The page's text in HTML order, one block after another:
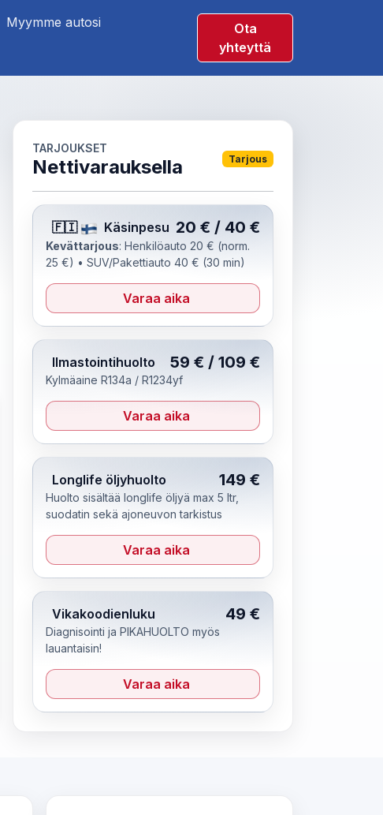
Myymme autosi
Ota
yhteyttä
TARJOUKSET
Nettivarauksella Tarjous
🇫🇮 Käsinpesu 20 € / 40 €
Kevättarjous: Henkilöauto 20 € (norm.
25 €) • SUV/Pakettiauto 40 € (30 min)
Varaa aika
Ilmastointihuolto 59 € / 109 €
Kylmäaine R134a / R1234yf
Varaa aika
Longlife öljyhuolto 149 €
Huolto sisältää longlife öljyä max 5 ltr,
suodatin sekä ajoneuvon tarkistus
Varaa aika
Vikakoodienluku 49 €
Diagnisointi ja PIKAHUOLTO myös
lauantaisin!
Varaa aika